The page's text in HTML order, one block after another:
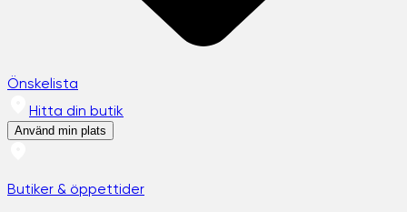
Önskelista
Hitta din butik
Använd min plats
Butiker & öppettider